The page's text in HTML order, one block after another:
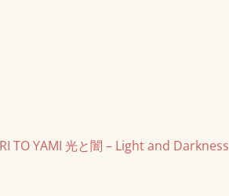
TO YAMI 光と闇 – Light and Darkness